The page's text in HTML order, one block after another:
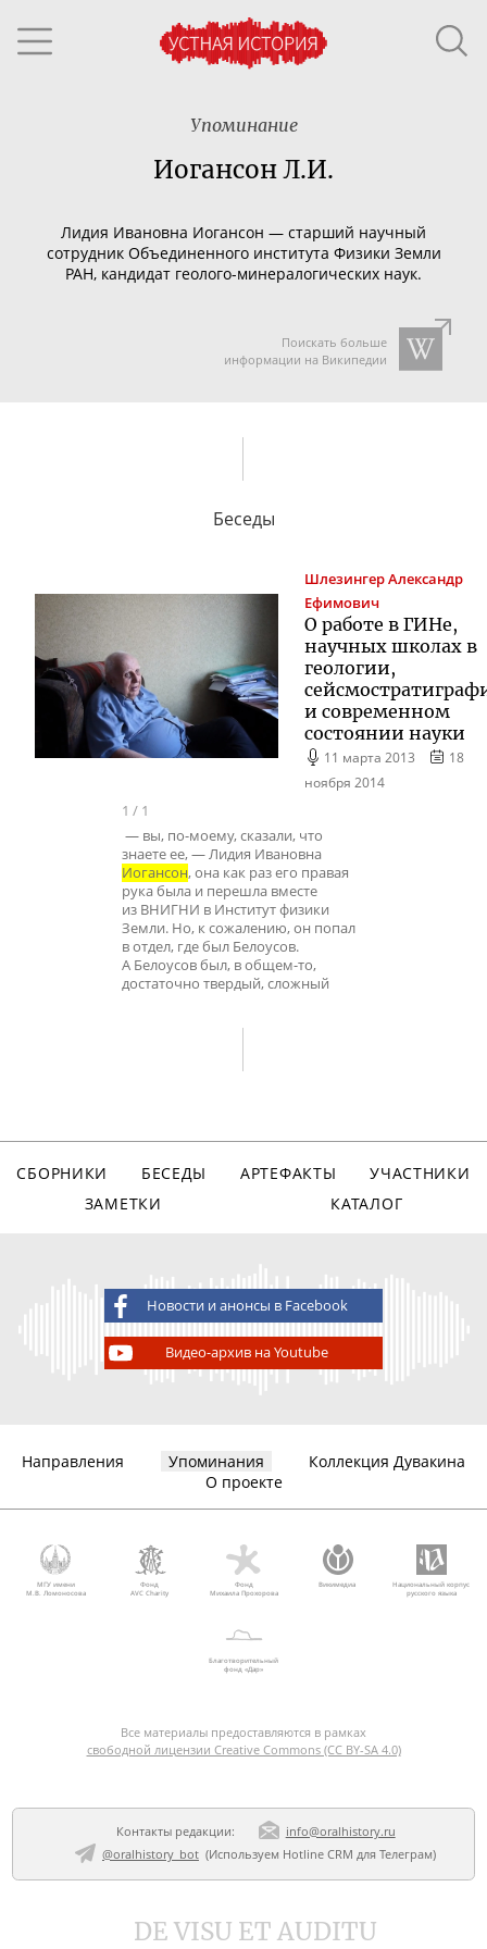
Упоминание
Иогансон Л.И.
Лидия Ивановна Иогансон — старший научный
сотрудник Объединенного института Физики Земли
РАН, кандидат геолого-минералогических наук.
Поискать больше
информации на Википедии
Беседы
ШлезингерАлександр
Ефимович
О работе в ГИНе,
научных школах в
геологии,
и современном
состоянии науки
11 марта 2013
18
ноября 2014
1 / 1
— вы, по-моему, сказали, что
знаете ее, — Лидия Ивановна
Иогансон, она как раз его правая
рука была и перешла вместе
из ВНИГНИ в Институт физики
Земли. Но, к сожалению, он попал
в отдел, где был Белоусов.
А Белоусов был, в общем-то,
достаточно твердый, сложный
СБОРНИКИ БЕСЕДЫ АРТЕФАКТЫ
УЧАСТНИКИ
ЗАМЕТКИ
КАТАЛОГ
Новости и анонсы в Facebook
Видео-архив на Youtube
Направления Упоминания
Коллекция Дувакина
О проекте
МГУ имени
М.В. Ломоносова
Фонд
AVC Charity
Фонд
Михаила Прохорова
Викимедиа
Национальный корпус
русского языка
Благотворительный
фонд «Дар»
Все материалы предоставляются в рамках
свободной лицензии Creative Commons (CC BY-SA 4.0)
Контакты редакции:
info@oralhistory.ru
@oralhistory_bot(Используем Hotline CRM для Телеграм)
DE VISU ET AUDITU